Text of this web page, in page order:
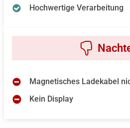
Hochwertige Verarbeitung
Magnetisches Ladekabel
Kein Display